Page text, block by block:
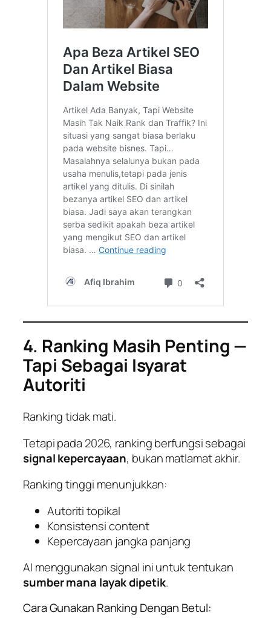
4. Ranking Masih Penting —
Tapi Sebagai Isyarat
Autoriti
Ranking tidak mati.
Tetapi pada 2026, ranking berfungsi sebagai
signal kepercayaan, bukan matlamat akhir.
Ranking tinggi menunjukkan:
Autoriti topikal
Konsistensi content
Kepercayaan jangka panjang
AI menggunakan signal ini untuk tentukan
sumber mana layak dipetik.
Cara Gunakan Ranking Dengan Betul: